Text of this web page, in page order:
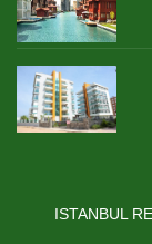
ISTANBUL